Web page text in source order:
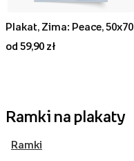
Plakat, Zima: Peace, 50x70
od 59,90 zł
Ramki na plakaty
Ramki